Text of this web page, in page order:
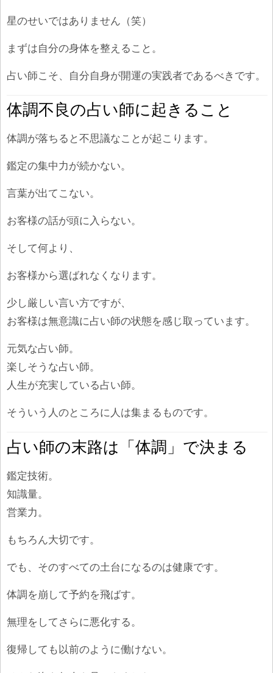
星のせいではありません（笑）
まずは自分の身体を整えること。
占い師こそ、自分自身が開運の実践者であるべきです。
体調不良の占い師に起きること
体調が落ちると不思議なことが起こります。
鑑定の集中力が続かない。
言葉が出てこない。
お客様の話が頭に入らない。
そして何より、
お客様から選ばれなくなります。
少し厳しい言い方ですが、
お客様は無意識に占い師の状態を感じ取っています。
元気な占い師。
楽しそうな占い師。
人生が充実している占い師。
そういう人のところに人は集まるものです。
占い師の末路は「体調」で決まる
鑑定技術。
知識量。
営業力。
もちろん大切です。
でも、そのすべての土台になるのは健康です。
体調を崩して予約を飛ばす。
無理をしてさらに悪化する。
復帰しても以前のように働けない。